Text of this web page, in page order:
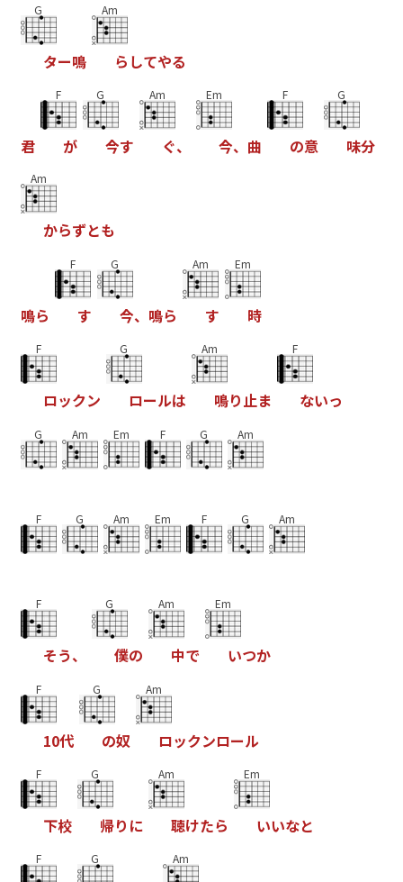
G
ター鳴
Am
ら してやる
君
F
が
G
今す
Am
ぐ、
Em
今、 曲
F
の意
G
味分
Am
からずとも
鳴ら
F
す
G
今、 鳴ら
Am
す
Em
時
F
ロックン
G
ロールは
Am
鳴り止ま
F
ないっ
G Am Em F G Am
F G Am Em F G Am
F
そう、
G
僕の
Am
中で
Em
いつか
F
10代
G
の奴
Am
ロックンロール
F
下校
G
帰り に
Am
聴けたら
Em
いいなと
F G Am